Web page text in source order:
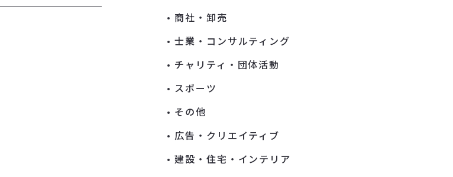
商社・卸売
士業・コンサルティング
チャリティ・団体活動
スポーツ
その他
広告・クリエイティブ
建設・住宅・インテリア